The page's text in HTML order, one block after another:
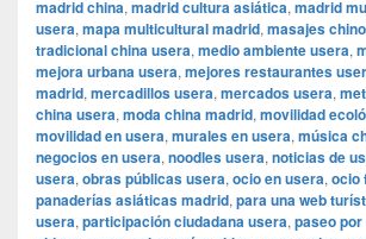
madrid china, madrid cultura asiática, madrid
usera, mapa multicultural madrid, masajes
tradicional china usera, medio ambiente usera,
mejora urbana usera, mejores restaurantes
madrid, mercadillos usera, mercados usera,
china usera, moda china madrid, movilidad
movilidad en usera, murales en usera, música
negocios en usera, noodles usera, noticias de
usera, obras públicas usera, ocio en usera, ocio
panaderías asiáticas madrid, para una web
usera, participación ciudadana usera, paseo